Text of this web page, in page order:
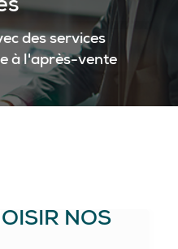
des services
à l'après-vente
NOS